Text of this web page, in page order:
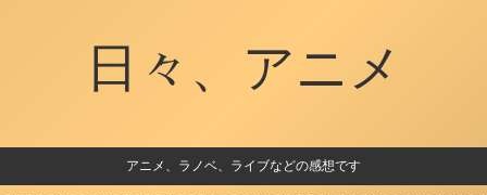
日々、アニメ
アニメ、ラノベ、ライブなどの感想です